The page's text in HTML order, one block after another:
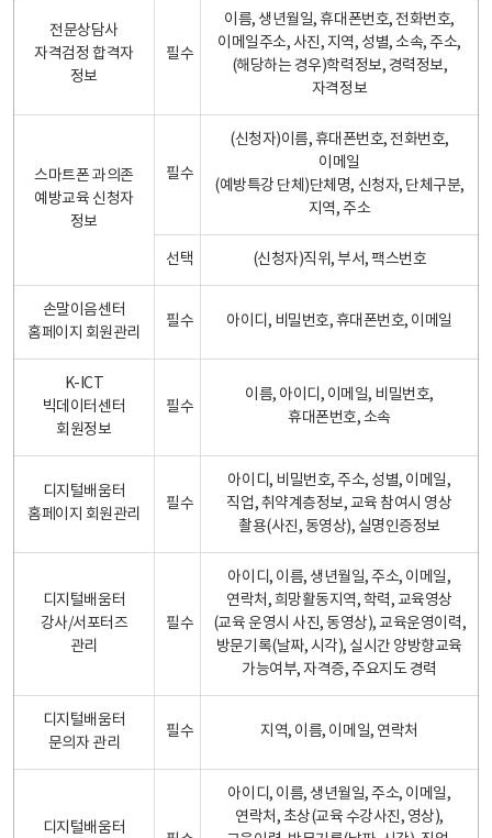
전문상담사
자격검정 합격자
정보
필수
이름, 생년월일, 휴대폰번호, 전화번호,
이메일주소, 사진, 지역, 성별, 소속, 주소,
(해당하는 경우)학력정보, 경력정보,
자격정보
스마트폰 과의존
예방교육 신청자
정보
필수
(신청자)이름, 휴대폰번호, 전화번호,
이메일
(예방특강 단체)단체명, 신청자, 단체구분,
지역, 주소
선택 (신청자)직위, 부서, 팩스번호
손말이음센터
홈페이지 회원관리
필수 아이디, 비밀번호, 휴대폰번호, 이메일
K-ICT
빅데이터센터
회원정보
필수
이름, 아이디, 이메일, 비밀번호,
휴대폰번호, 소속
디지털배움터
홈페이지 회원관리
필수
아이디, 비밀번호, 주소, 성별, 이메일,
직업, 취약계층정보, 교육 참여시 영상
촬용(사진, 동영상), 실명인증정보
디지털배움터
강사/서포터즈
관리
필수
아이디, 이름, 생년월일, 주소, 이메일,
연락처, 희망활동지역, 학력, 교육영상
(교육 운영시 사진, 동영상), 교육운영이력,
방문기록(날짜, 시각), 실시간 양방향교육
가능여부, 자격증, 주요지도 경력
디지털배움터
문의자 관리
필수 지역, 이름, 이메일, 연락처
디지털배움터
아이디, 이름, 생년월일, 주소, 이메일,
연락처, 초상(교육 수강사진, 영상),